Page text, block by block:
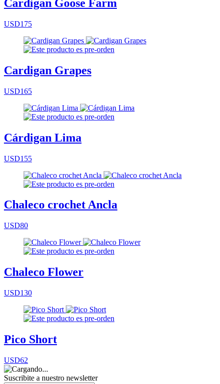
Cardigan Goose Farm
USD175
Cardigan Grapes
USD165
Cárdigan Lima
USD155
Chaleco crochet Ancla
USD80
Chaleco Flower
USD130
Pico Short
USD62
Suscribite a nuestro newsletter